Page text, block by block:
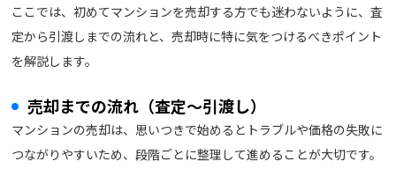
ここでは、初めてマンションを売却する方でも迷わないように、査
定から引渡しまでの流れと、売却時に特に気をつけるべきポイント
を解説します。
売却までの流れ（査定〜引渡し）
マンションの売却は、思いつきで始めるとトラブルや価格の失敗に
つながりやすいため、段階ごとに整理して進めることが大切です。